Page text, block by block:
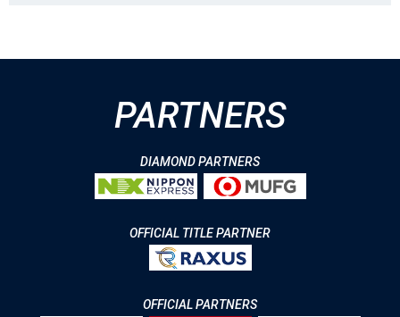
PARTNERS
DIAMOND PARTNERS
OFFICIAL TITLE PARTNER
OFFICIAL PARTNERS